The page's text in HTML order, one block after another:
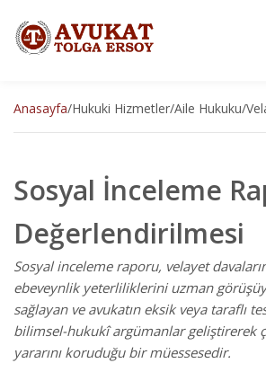
Anasayfa/Hukuki Hizmetler/Aile Hukuku/
Sosyal İnceleme
Değerlendirilmesi
Sosyal inceleme raporu, velayet
ebeveynlik yeterliliklerini uzman
sağlayan ve avukatın eksik veya taraflı
bilimsel-hukukî argümanlar geliştirerek
yararını koruduğu bir müessesedir.